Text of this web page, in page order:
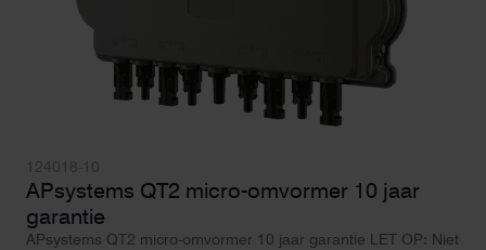
APsystems QT2 micro-omvormer 10 jaar
garantie
APsystems QT2 micro-omvormer 10 jaar garantie LET OP: Niet